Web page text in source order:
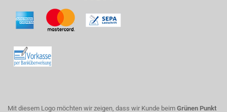
Mit diesem Logo möchten wir zeigen, dass wir Kunde beim Grünen Punkt